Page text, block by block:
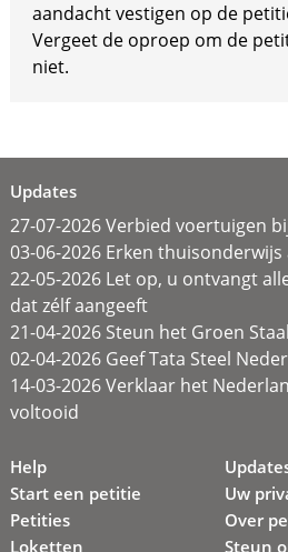
aandacht vestigen op de
Vergeet de oproep om de
niet.
Updates
27-07-2026 Verbied voertuigen
03-06-2026 Erken
22-05-2026 Let op, u ontvangt
dat zélf aangeeft
21-04-2026 Steun het Groen
02-04-2026 Geef Tata Steel
14-03-2026 Verklaar het
voltooid
Help
Start een petitie
Petities
Loketten
Uw
Over
Steun